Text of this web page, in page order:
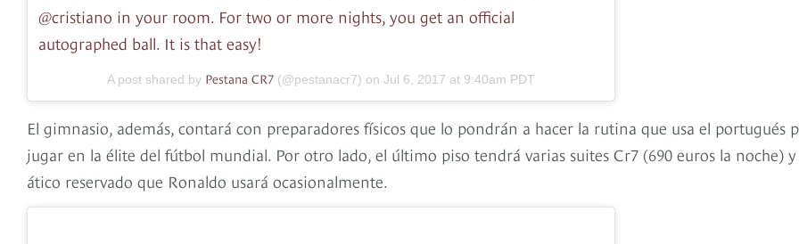
@cristiano in your room. For two or more nights, you get an official
autographed ball. It is that easy!
A post shared by Pestana CR7 (@pestanacr7) on Jul 6, 2017 at 9:40am PDT
El gimnasio, además, contará con preparadores físicos que lo pondrán a hacer la rutina que usa el portugués
jugar en la élite del fútbol mundial. Por otro lado, el último piso tendrá varias suites Cr7 (690 euros la noche)
ático reservado que Ronaldo usará ocasionalmente.